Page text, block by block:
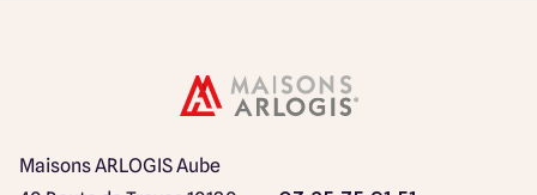
Maisons ARLOGIS Aube